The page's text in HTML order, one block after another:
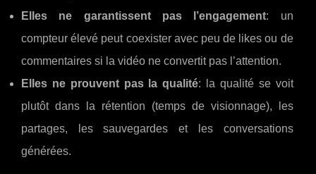
Elles ne garantissent pas l’engagement: un
compteur élevé peut coexister avec peu de likes ou de
commentaires si la vidéo ne convertit pas l’attention.
Elles ne prouvent pas la qualité: la qualité se voit
plutôt dans la rétention (temps de visionnage), les
partages, les sauvegardes et les conversations
générées.